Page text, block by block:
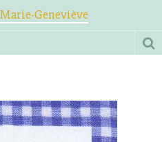
Geneviève